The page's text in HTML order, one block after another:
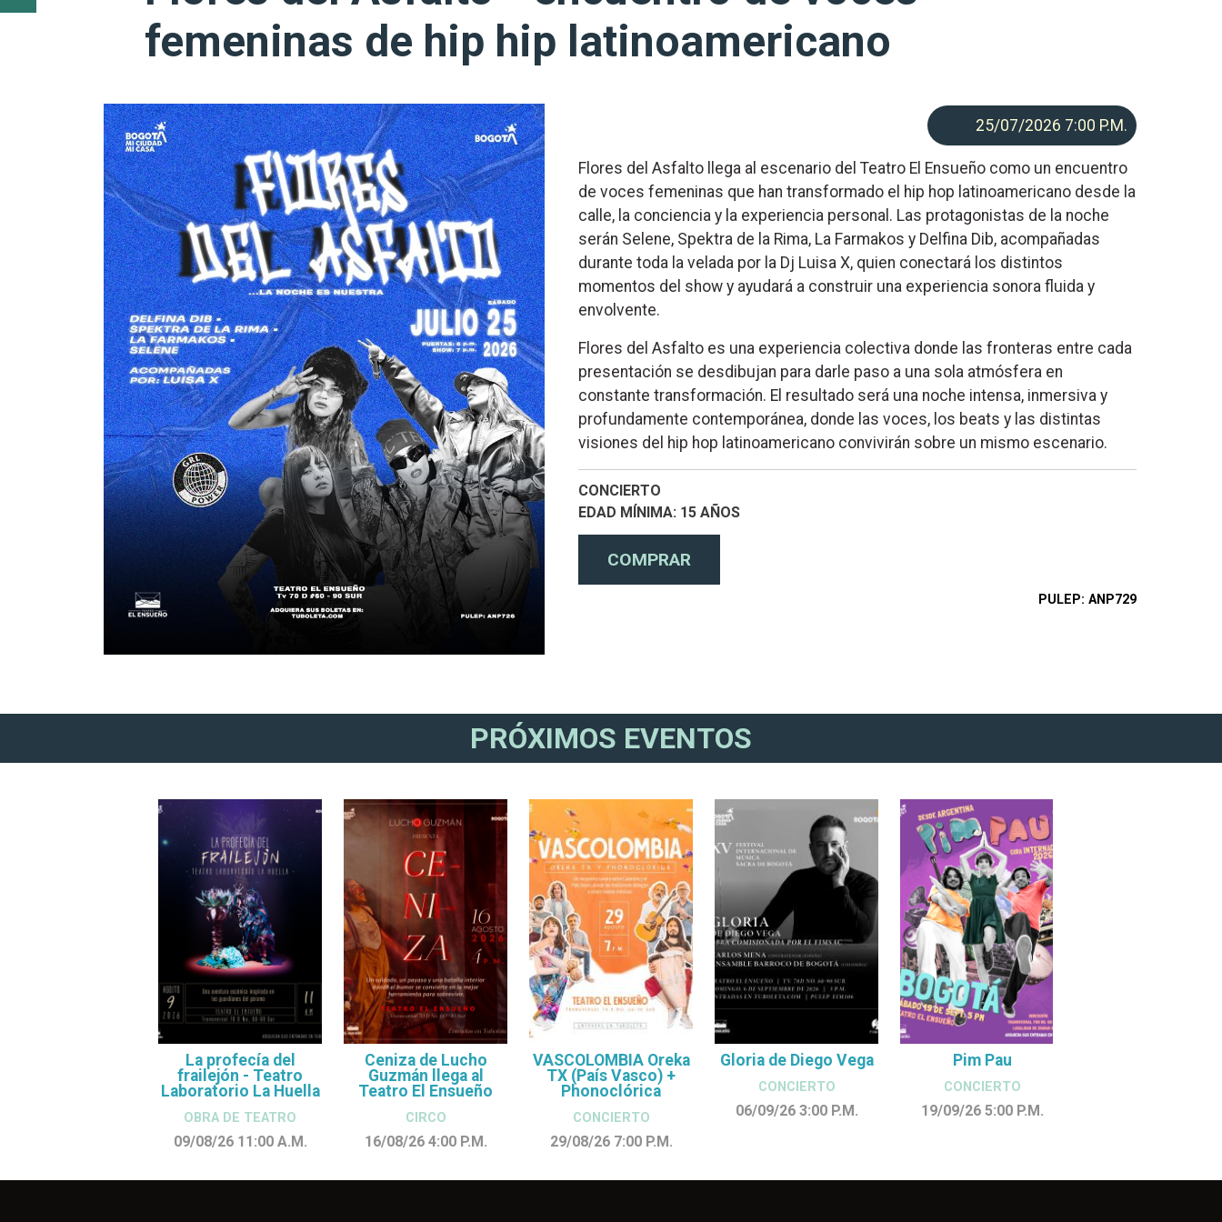
femeninas de hip hip latinoamericano
25/07/2026 7:00 P.M.
Flores del Asfalto llega al escenario del Teatro El Ensueño como un encuentro
de voces femeninas que han transformado el hip hop latinoamericano desde la
calle, la conciencia y la experiencia personal. Las protagonistas de la noche
serán Selene, Spektra de la Rima, La Farmakos y Delfina Dib, acompañadas
durante toda la velada por la Dj Luisa X, quien conectará los distintos
momentos del show y ayudará a construir una experiencia sonora fluida y
envolvente.
Flores del Asfalto es una experiencia colectiva donde las fronteras entre cada
presentación se desdibujan para darle paso a una sola atmósfera en
constante transformación. El resultado será una noche intensa, inmersiva y
profundamente contemporánea, donde las voces, los beats y las distintas
visiones del hip hop latinoamericano convivirán sobre un mismo escenario.
CONCIERTO
EDAD MÍNIMA 15 AÑOS
PULEP ANP729
PRÓXIMOS EVENTOS
La profecía del
frailejón - Teatro
Laboratorio La Huella
OBRA DE TEATRO
09/08/26 11:00 A.M.
Ceniza de Lucho
Guzmán llega al
Teatro El Ensueño
CIRCO
16/08/26 4:00 P.M.
VASCOLOMBIA Oreka
TX (País Vasco) +
Phonoclórica
CONCIERTO
29/08/26 7:00 P.M.
Gloria de Diego Vega
CONCIERTO
06/09/26 3:00 P.M.
Pim Pau
CONCIERTO
19/09/26 5:00 P.M.